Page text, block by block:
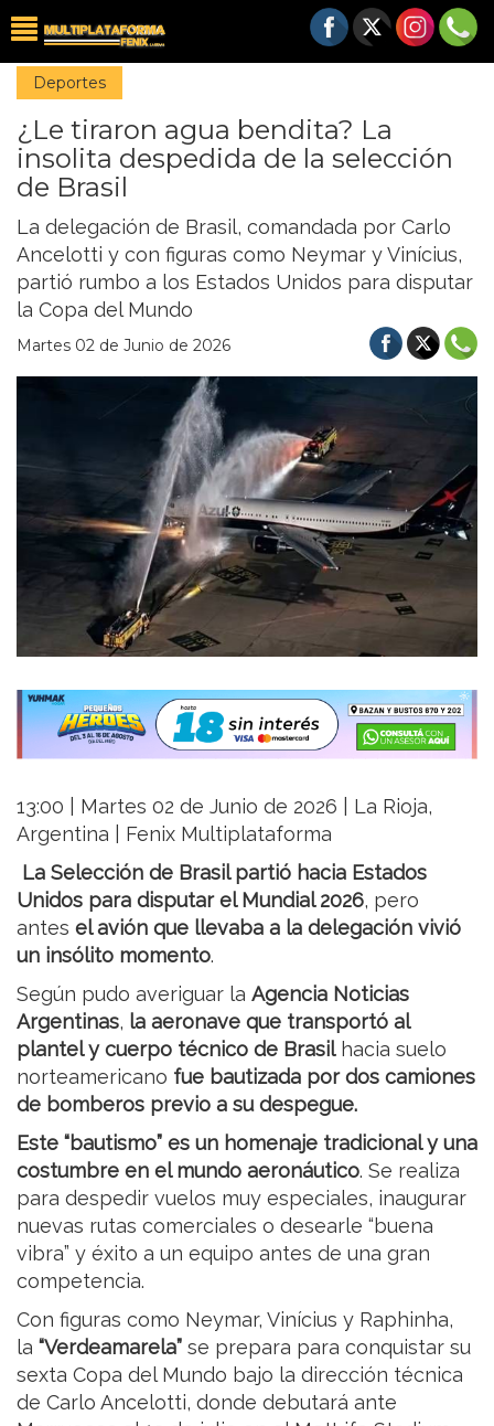
Deportes
¿Le tiraron agua bendita? La
insolita despedida de la selección
de Brasil
La delegación de Brasil, comandada por Carlo
Ancelotti y con figuras como Neymar y Vinícius,
partió rumbo a los Estados Unidos para disputar
la Copa del Mundo
Martes 02 de Junio de 2026
13:00 | Martes 02 de Junio de 2026 | La Rioja,
Argentina | Fenix Multiplataforma
La Selección de Brasil partió hacia Estados
Unidos para disputar el Mundial 2026, pero
antes el avión que llevaba a la delegación vivió
un insólito momento.
Según pudo averiguar la Agencia Noticias
Argentinas, la aeronave que transportó al
plantel y cuerpo técnico de Brasilhacia suelo
norteamericano fue bautizada por dos camiones
de bomberos previo a su despegue.
Este “bautismo” es un homenaje tradicional y una
costumbre en el mundo aeronáutico. Se realiza
para despedir vuelos muy especiales, inaugurar
nuevas rutas comerciales o desearle “buena
vibra” y éxito a un equipo antes de una gran
competencia.
Con figuras como Neymar, Vinícius y Raphinha,
la “Verdeamarela” se prepara para conquistar su
sexta Copa del Mundo bajo la dirección técnica
de Carlo Ancelotti, donde debutará ante